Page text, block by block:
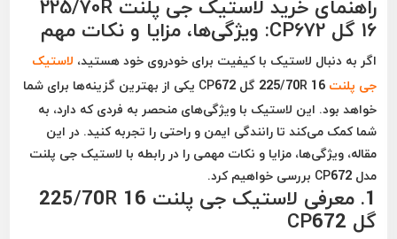
راهنمای خرید لاستیک جی پلنت 225/70R
16 گل CP672: ویژگی‌ها، مزایا و نکات مهم
اگر به دنبال لاستیک با کیفیت برای خودروی خود هستید، لاستیک
جی پلنت
225/70R 16 گل CP672 یکی از بهترین گزینه‌ها برای شما
خواهد بود. این لاستیک با ویژگی‌های منحصر به فردی که دارد، به
شما کمک می‌کند تا رانندگی ایمن و راحتی را تجربه کنید. در این
مقاله، ویژگی‌ها، مزایا و نکات مهمی را در رابطه با لاستیک جی پلنت
مدل CP672 بررسی خواهیم کرد.
1. معرفی لاستیک جی پلنت 225/70R 16
گل CP672